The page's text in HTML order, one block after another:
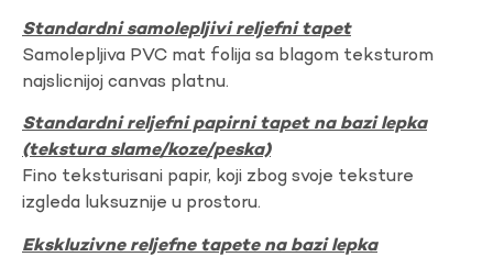
Standardni samolepljivi reljefni tapet
Samolepljiva PVC mat folija sa blagom teksturom
najslicnijoj canvas platnu.
Standardni reljefni papirni tapet na bazi lepka
(tekstura slame/koze/peska)
Fino teksturisani papir, koji zbog svoje teksture
izgleda luksuznije u prostoru.
Ekskluzivne reljefne tapete na bazi lepka